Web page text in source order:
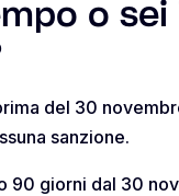
o sei
del 30
sanzione.
90 giorni dal 30